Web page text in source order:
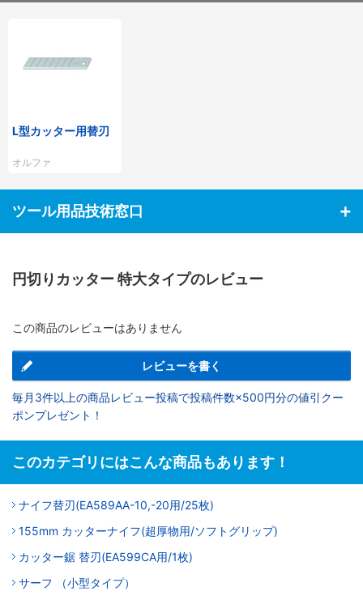
L型カッター用替刃
オルファ
ツール用品技術窓口
円切りカッター 特大タイプのレビュー
この商品のレビューはありません
レビューを書く
毎月3件以上の商品レビュー投稿で投稿件数×500円分の値引クー
ポンプレゼント！
このカテゴリにはこんな商品もあります！
ナイフ替刃(EA589AA-10,-20用/25枚)
155mm カッターナイフ(超厚物用/ソフトグリップ)
カッター鋸 替刃(EA599CA用/1枚)
サーフ （小型タイプ）